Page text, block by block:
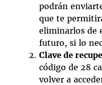
podrán
que te
eliminarlos de
futuro, si lo
Clave de
código de 28
volver a